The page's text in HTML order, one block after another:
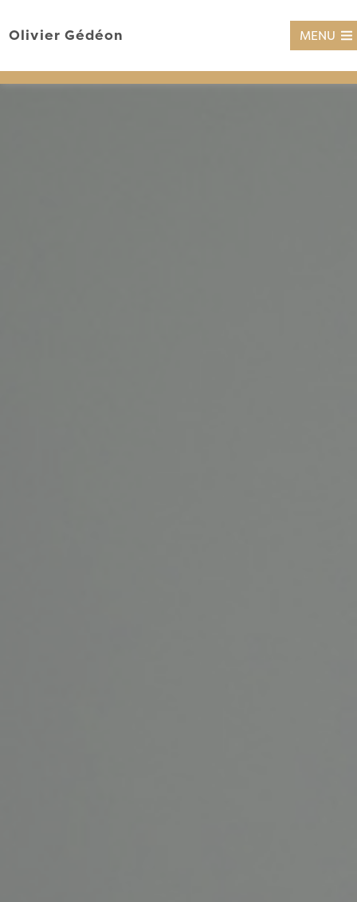
Olivier Gédéon MENU